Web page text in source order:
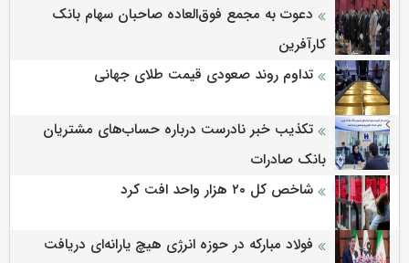
دعوت به مجمع فوق‌العاده صاحبان سهام بانک
کارآفرین
تداوم روند صعودی قیمت طلای جهانی
تکذیب خبر نادرست درباره حساب‌های مشتریان
بانک صادرات
شاخص کل ۲۰ هزار واحد افت کرد
فولاد مبارکه در حوزه انرژی هیچ یارانه‌ای دریافت